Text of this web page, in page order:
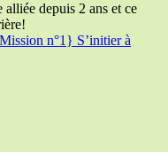
depuis 2 ans et ce
n°1} S’initier à